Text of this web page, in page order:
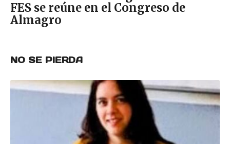
FES se reúne en el Congreso de
Almagro
NO SE PIERDA